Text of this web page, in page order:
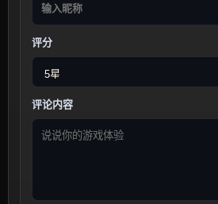
评分
评论内容